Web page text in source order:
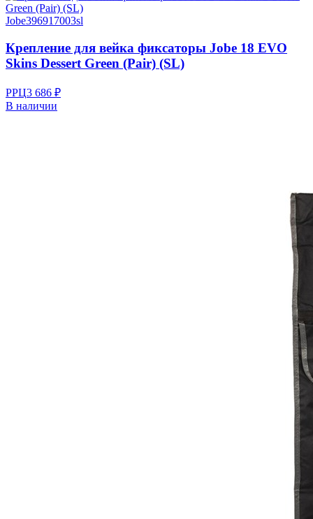
Jobe396917003sl
Крепление для вейка фиксаторы Jobe 18 EVO
Skins Dessert Green (Pair) (SL)
РРЦ3 686 ₽
В наличии